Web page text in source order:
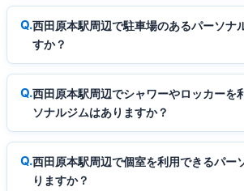
西田原本駅周辺で駐車場のあるパーソナ
すか？
西田原本駅周辺でシャワーやロッカーを
ソナルジムはありますか？
西田原本駅周辺で個室を利用できるパー
りますか？